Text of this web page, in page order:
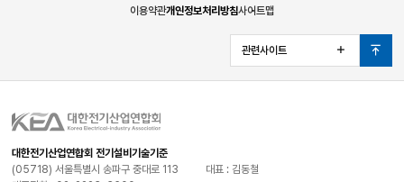
이용약관개인정보처리방침사이트맵
관련사이트
열
기
맨
위
로
대한전기산업연합회 전기설비기술기준
(05718) 서울특별시 송파구 중대로 113
대표 : 김동철